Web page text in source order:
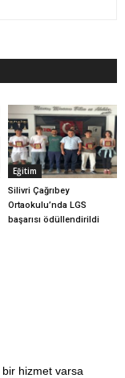
Eğitim
Silivri Çağrıbey
Ortaokulu’nda LGS
başarısı ödüllendirildi
bir hizmet varsa